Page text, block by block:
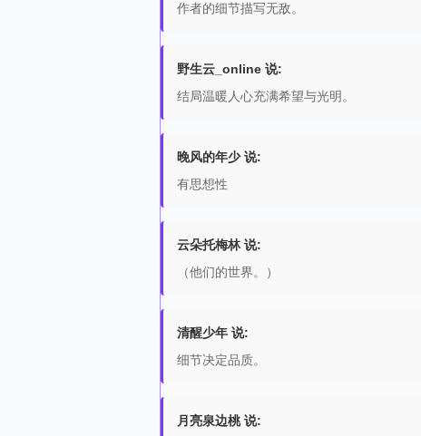
作者的细节描写无敌。
野生云_online 说:
结局温暖人心充满希望与光明。
晚风的年少 说:
有思想性
云朵托梅林 说:
（他们的世界。）
清醒少年 说:
细节决定品质。
月亮泉边桃 说: